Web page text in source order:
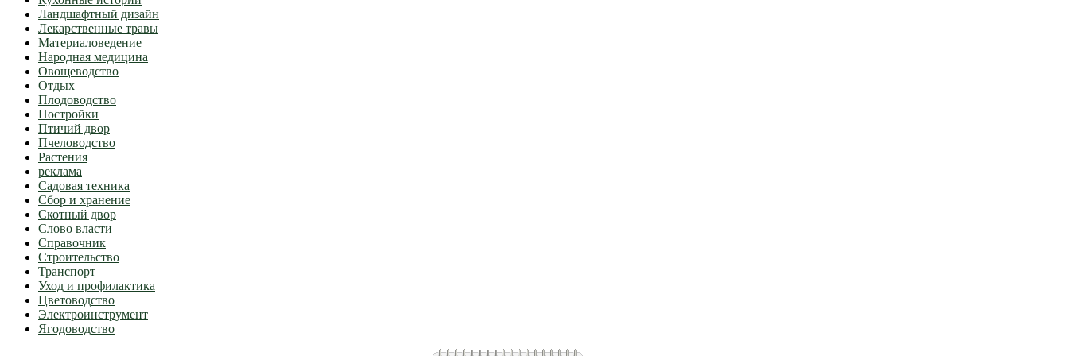
Ландшафтный дизайн
Лекарственные травы
Материаловедение
Народная медицина
Овощеводство
Отдых
Плодоводство
Постройки
Птичий двор
Пчеловодство
Растения
реклама
Садовая техника
Сбор и хранение
Скотный двор
Слово власти
Справочник
Строительство
Транспорт
Уход и профилактика
Цветоводство
Электроинструмент
Ягодоводство